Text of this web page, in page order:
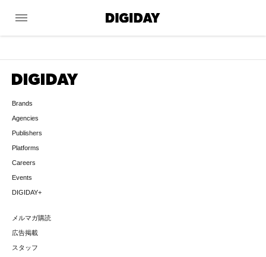
menu
Brands
Agencies
Publishers
Platforms
Careers
Events
DIGIDAY+
メルマガ購読
広告掲載
スタッフ